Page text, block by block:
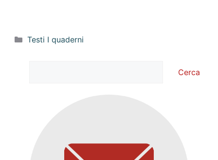
Categorie
Testi I quaderni
Cerca